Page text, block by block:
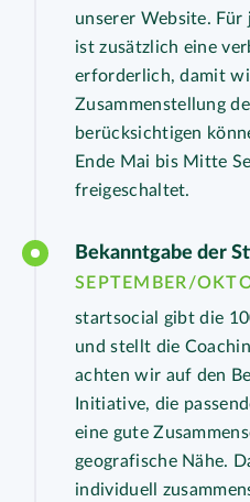
unserer Website. Für
ist zusätzlich eine
erforderlich, damit
Zusammenstellung
berücksichtigen
Ende Mai bis Mitte
freigeschaltet.
Bekanntgabe der
SEPTEMBER/
startsocial gibt die
und stellt die
achten wir auf den
Initiative, die
eine gute
geografische Nähe.
individuell